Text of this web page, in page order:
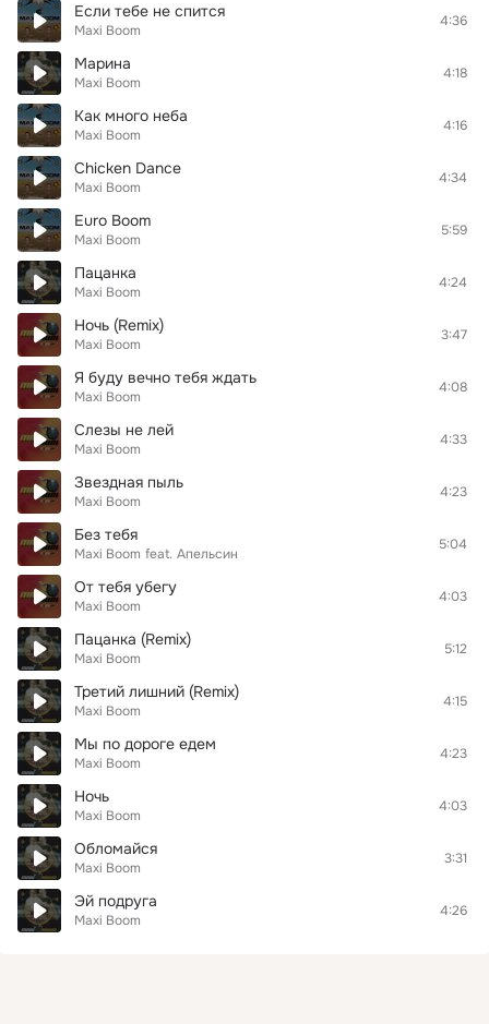
Если тебе не спится
Maxi Boom
4:36
Марина
Maxi Boom
4:18
Как много неба
Maxi Boom
4:16
Chicken Dance
Maxi Boom
4:34
Euro Boom
Maxi Boom
5:59
Пацанка
Maxi Boom
4:24
Ночь (Remix)
Maxi Boom
3:47
Я буду вечно тебя ждать
Maxi Boom
4:08
Слезы не лей
Maxi Boom
4:33
Звездная пыль
Maxi Boom
4:23
Без тебя
Maxi Boom feat. Апельсин
5:04
От тебя убегу
Maxi Boom
4:03
Пацанка (Remix)
Maxi Boom
5:12
Третий лишний (Remix)
Maxi Boom
4:15
Мы по дороге едем
Maxi Boom
4:23
Ночь
Maxi Boom
4:03
Обломайся
Maxi Boom
3:31
Эй подруга
Maxi Boom
4:26